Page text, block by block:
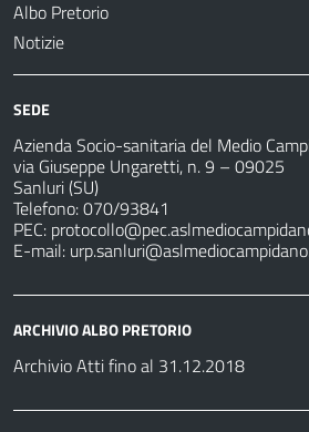
Albo Pretorio
Notizie
SEDE
Azienda Socio-sanitaria del Medio
via Giuseppe Ungaretti, n. 9 – 09025
Sanluri (SU)
Telefono: 070/93841
PEC:
E-mail:
ARCHIVIO ALBO PRETORIO
Archivio Atti fino al 31.12.2018